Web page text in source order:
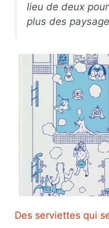
lieu de deux
plus des
Des serviettes qui